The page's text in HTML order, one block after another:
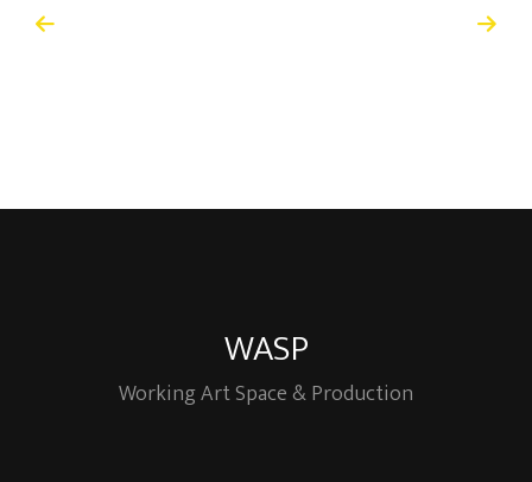
WASP
Working Art Space & Production